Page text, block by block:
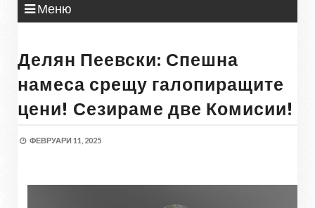
Меню
Делян Пеевски: Спешна
намеса срещу галопиращите
цени! Сезираме две Комисии!
ФЕВРУАРИ 11, 2025